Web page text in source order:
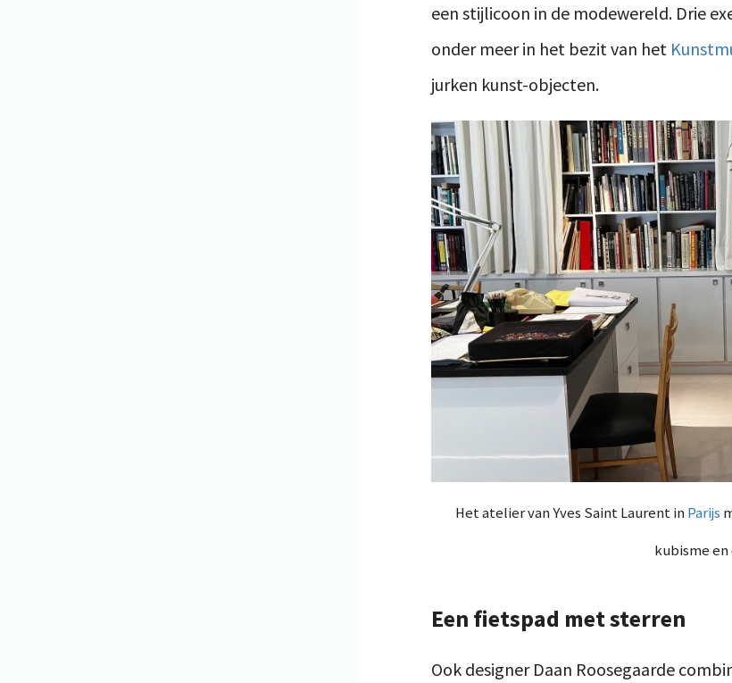
een stijlicoon in de modewereld. Drie
onder meer in het bezit van het
jurken kunst-objecten.
Het atelier van Yves Saint Laurent inParijs
kubisme en
Een fietspad met sterren
Ook designer Daan Roosegaarde